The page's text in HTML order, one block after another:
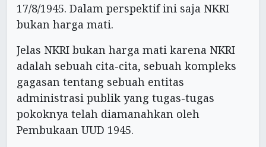
17/8/1945. Dalam perspektif ini saja NKRI
bukan harga mati.
Jelas NKRI bukan harga mati karena NKRI
adalah sebuah cita-cita, sebuah kompleks
gagasan tentang sebuah entitas
administrasi publik yang tugas-tugas
pokoknya telah diamanahkan oleh
Pembukaan UUD 1945.